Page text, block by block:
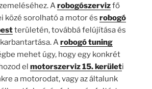
Arobogószervizfő
közé sorolható a motor és robogó
területén, továbbá felújítása és
Arobogó tuning
mehet úgy, hogy egy konkrét
el motorszerviz 15. kerületi
a motorodat, vagy az általunk